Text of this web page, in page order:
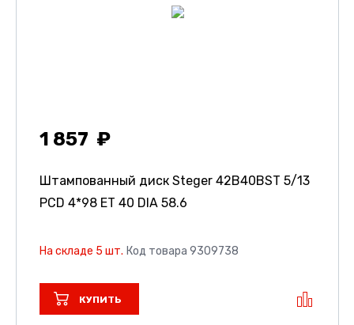
1 857
Штампованный диск Steger 42B40BST 5/13
PCD 4*98 ET 40 DIA 58.6
На складе 5 шт. Код товара 9309738
КУПИТЬ